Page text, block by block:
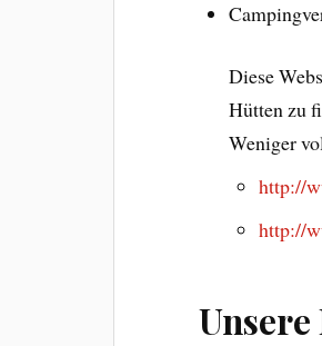
Diese
Hütten zu
Weniger
http://
http://
Unsere